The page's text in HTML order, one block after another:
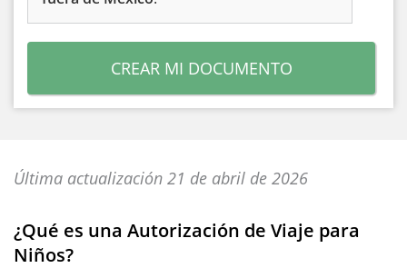
CREAR MI DOCUMENTO
Última actualización 21 de abril de 2026
¿Qué es una Autorización de Viaje para
Niños?